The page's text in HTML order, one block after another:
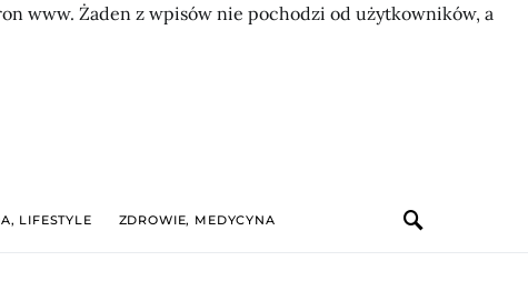
www. Żaden z wpisów nie pochodzi od użytkowników, a
LIFESTYLE ZDROWIE, MEDYCYNA